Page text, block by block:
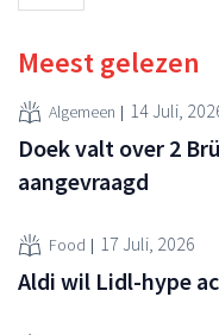
Meest gelezen
Algemeen 14 Juli,
Doek valt over 2
aangevraagd
Food 17 Juli, 2026
Aldi wil Lidl-hype